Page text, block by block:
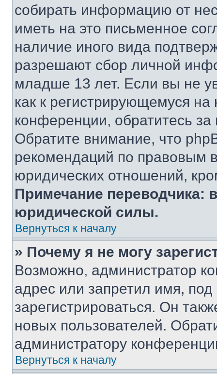
собирать информацию от
иметь на это письменное
наличие иного вида
разрешают сбор личной
младше 13 лет. Если вы не
как к регистрирующемуся
конференции, обратитесь
Обратите внимание, что
рекомендаций по правовым
юридических отношений,
Примечание переводчика:
юридической силы.
Вернуться к началу
» Почему я не могу
Возможно, администратор
адрес или запретил имя,
зарегистрироваться. Он
новых пользователей.
администратору
Вернуться к началу